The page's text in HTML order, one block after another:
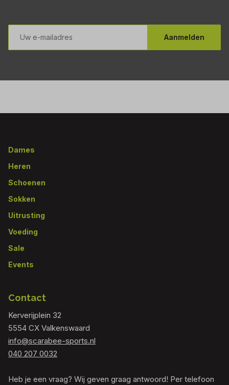
E-
mailadres
Aanmelden
Footer
Dames
Heren
Schoenen
Sokken
Uitrusting
Voeding
Sale
Events
Contact
Kerverijplein 32
5554 CX Valkenswaard
info@scarabee-sports.nl
040 207 0032
Heb je een vraag? Wij geven graag antwoord! Per telefoon